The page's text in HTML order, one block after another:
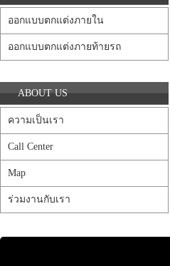
ออกแบบตกแต่งภายใน
ออกแบบตกแต่งภายท้ายรถ
ABOUT US
ความเป็นเรา
Call Center
Map
ร่วมงานกับเรา